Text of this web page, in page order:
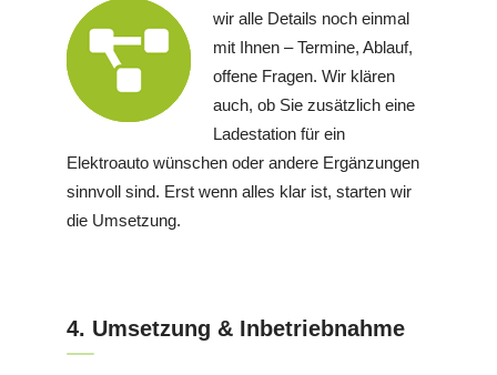
wir alle Details noch einmal
mit Ihnen – Termine, Ablauf,
offene Fragen. Wir klären
auch, ob Sie zusätzlich eine
Ladestation für ein
Elektroauto wünschen oder andere Ergänzungen
sinnvoll sind. Erst wenn alles klar ist, starten wir
die Umsetzung.
4. Umsetzung & Inbetriebnahme